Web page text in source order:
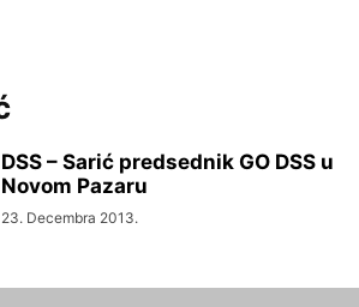
DSS – Sarić predsednik GO DSS u
Novom Pazaru
23. Decembra 2013.